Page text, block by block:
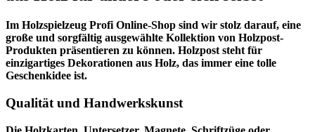
Im Holzspielzeug Profi Online-Shop sind wir stolz darauf, eine
große und sorgfältig ausgewählte Kollektion von Holzpost-
Produkten präsentieren zu können. Holzpost steht für
einzigartiges Dekorationen aus Holz, das immer eine tolle
Geschenkidee ist.
Qualität und Handwerkskunst